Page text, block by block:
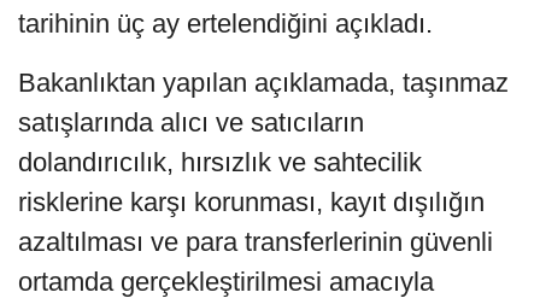
tarihinin üç ay ertelendiğini açıkladı.
Bakanlıktan yapılan açıklamada, taşınmaz
satışlarında alıcı ve satıcıların
dolandırıcılık, hırsızlık ve sahtecilik
risklerine karşı korunması, kayıt dışılığın
azaltılması ve para transferlerinin güvenli
ortamda gerçekleştirilmesi amacıyla